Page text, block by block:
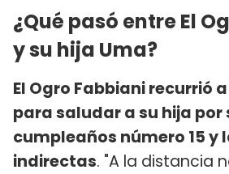
¿Qué pasó entre El
y su hija Uma?
El Ogro Fabbiani recurrió
para saludar a su hija por
cumpleaños número 15 y
indirectas. "A la distancia